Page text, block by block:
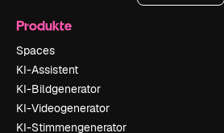
Produkte
Spaces
KI-Assistent
KI-Bildgenerator
KI-Videogenerator
KI-Stimmengenerator